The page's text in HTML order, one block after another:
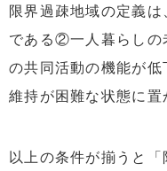
限界過疎地域の定義
である②一人暮らしの
の共同活動の機能が
維持が困難な状態に置
以上の条件が揃うと「